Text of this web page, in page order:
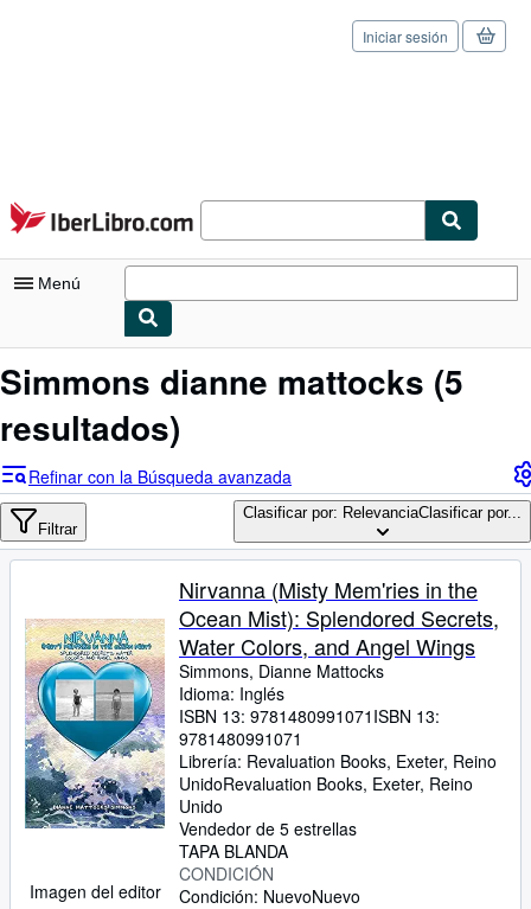
Pasar al contenido principal
IberLibro.com
Iniciar sesión
Menú
Mi cuenta
Búsqueda avanzada
Colecciones
Arte y coleccionismo
Vendedores
Comenzar a vender
Ayuda
CERRAR
Simmons dianne mattocks (5
resultados)
Refinar con la Búsqueda avanzada
Filtrar
Clasificar por: RelevanciaClasificar por...
Imagen del editor
Nirvanna (Misty Mem'ries in the
Ocean Mist): Splendored Secrets,
Water Colors, and Angel Wings
Simmons, Dianne Mattocks
Idioma: Inglés
ISBN 13: 9781480991071 ISBN 13:
9781480991071
Librería: Revaluation Books, Exeter, Reino
UnidoRevaluation Books, Exeter, Reino
Unido
Vendedor de 5 estrellas
TAPA BLANDA
CONDICIÓN
Condición: NuevoNuevo